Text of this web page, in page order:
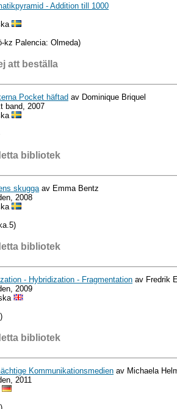
- Addition till 1000
kz Palencia: Olmeda)
att beställa
Pocket häftad av Dominique Briquel
band, 2007
bibliotek
skugga av Emma Bentz
2008
bibliotek
- Hybridization - Fragmentation av Fredrik
2009
bibliotek
Kommunikationsmedien av Michaela
2011